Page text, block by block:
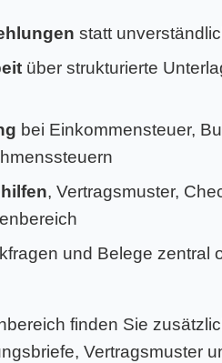
statt
über strukturierte
bei Einkommensteuer,
, Vertragsmuster,
und Belege zentral
finden Sie
Vertragsmuster